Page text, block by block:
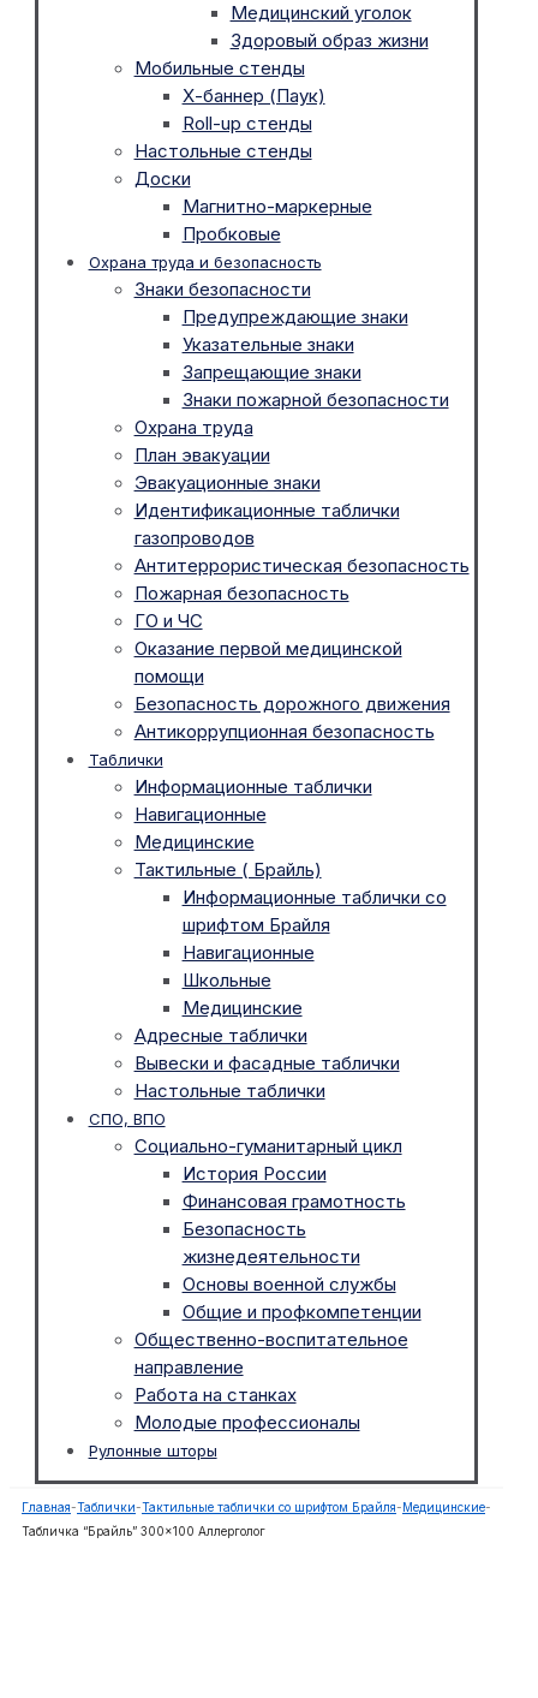
Медицинский уголок
Здоровый образ жизни
Мобильные стенды
Х-баннер (Паук)
Roll-up стенды
Настольные стенды
Доски
Магнитно-маркерные
Пробковые
Охрана труда и безопасность
Знаки безопасности
Предупреждающие знаки
Указательные знаки
Запрещающие знаки
Знаки пожарной безопасности
Охрана труда
План эвакуации
Эвакуационные знаки
Идентификационные таблички
газопроводов
Антитеррористическая безопасность
Пожарная безопасность
ГО и ЧС
Оказание первой медицинской
помощи
Безопасность дорожного движения
Антикоррупционная безопасность
Таблички
Информационные таблички
Навигационные
Медицинские
Тактильные ( Брайль)
Информационные таблички со
шрифтом Брайля
Навигационные
Школьные
Медицинские
Адресные таблички
Вывески и фасадные таблички
Настольные таблички
СПО, ВПО
Социально-гуманитарный цикл
История России
Финансовая грамотность
Безопасность
жизнедеятельности
Основы военной службы
Общие и профкомпетенции
Общественно-воспитательное
направление
Работа на станках
Молодые профессионалы
Рулонные шторы
Главная-Таблички-Тактильные таблички со шрифтом Брайля- Медицинские-
Табличка “Брайль” 300×100 Аллерголог